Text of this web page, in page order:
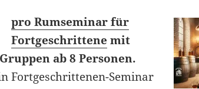
pro Rumseminar für
Fortgeschrittene mit
ab 8 Personen.
Fortgeschrittenen-Seminar